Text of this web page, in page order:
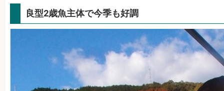
良型2歳魚主体で今季も好調